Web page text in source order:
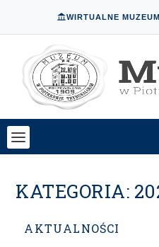
WIRTUALNE MUZEUM
KATEGORIA:
AKTUALNOŚCI